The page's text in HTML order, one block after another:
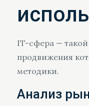
IT-сфера —
продвижения
методики.
Анализ